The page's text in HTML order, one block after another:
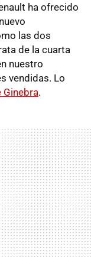
ha ofrecido
las dos
de la cuarta
nuestro
vendidas. Lo
Ginebra.